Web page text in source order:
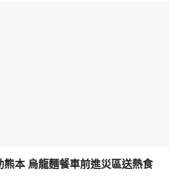
本 烏龍麵餐車前進災區送熱食